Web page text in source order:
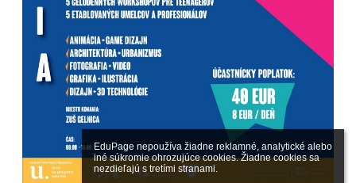
EduPage nepoužíva žiadne reklamné, analytické alebo
iné súkromie ohrozujúce cookies. Žiadne cookies sa
nezdieľajú s tretími stranami.